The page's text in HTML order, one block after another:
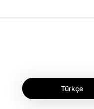
Türkçe